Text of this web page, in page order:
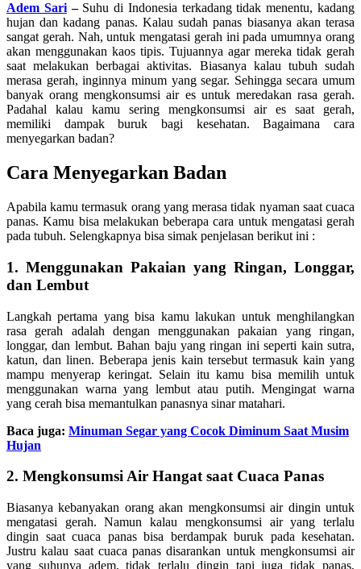
Adem Sari–Suhu di Indonesia terkadang tidak menentu, kadang
hujan dan kadang panas. Kalau sudah panas biasanya akan terasa
sangat gerah. Nah, untuk mengatasi gerah ini pada umumnya orang
akan menggunakan kaos tipis. Tujuannya agar mereka tidak gerah
saat melakukan berbagai aktivitas. Biasanya kalau tubuh sudah
merasa gerah, inginnya minum yang segar. Sehingga secara umum
banyak orang mengkonsumsi air es untuk meredakan rasa gerah.
Padahal kalau kamu sering mengkonsumsi air es saat gerah,
memiliki dampak buruk bagi kesehatan. Bagaimana cara
menyegarkan badan?
Cara Menyegarkan Badan
Apabila kamu termasuk orang yang merasa tidak nyaman saat cuaca
panas. Kamu bisa melakukan beberapa cara untuk mengatasi gerah
pada tubuh. Selengkapnya bisa simak penjelasan berikut ini :
1. Menggunakan Pakaian yang Ringan, Longgar,
dan Lembut
Langkah pertama yang bisa kamu lakukan untuk menghilangkan
rasa gerah adalah dengan menggunakan pakaian yang ringan,
longgar, dan lembut. Bahan baju yang ringan ini seperti kain sutra,
katun, dan linen. Beberapa jenis kain tersebut termasuk kain yang
mampu menyerap keringat. Selain itu kamu bisa memilih untuk
menggunakan warna yang lembut atau putih. Mengingat warna
yang cerah bisa memantulkan panasnya sinar matahari.
Baca juga: Minuman Segar yang Cocok Diminum Saat Musim
Hujan
2. Mengkonsumsi Air Hangat saat Cuaca Panas
Biasanya kebanyakan orang akan mengkonsumsi air dingin untuk
mengatasi gerah. Namun kalau mengkonsumsi air yang terlalu
dingin saat cuaca panas bisa berdampak buruk pada kesehatan.
Justru kalau saat cuaca panas disarankan untuk mengkonsumsi air
yang suhunya adem, tidak terlalu dingin tapi juga tidak panas,